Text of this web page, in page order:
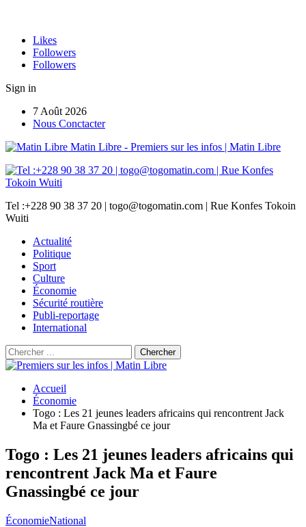
Likes
Followers
Followers
Sign in
7 Août 2026
Nous Conctacter
Matin Libre - Premiers sur les infos | Matin Libre
Tel :+228 90 38 37 20 | togo@togomatin.com | Rue Konfes Tokoin
Wuiti
Actualité
Politique
Sport
Culture
Économie
Sécurité routière
Publi-reportage
International
Accueil
Économie
Togo : Les 21 jeunes leaders africains qui rencontrent Jack
Ma et Faure Gnassingbé ce jour
Togo : Les 21 jeunes leaders africains qui
rencontrent Jack Ma et Faure
Gnassingbé ce jour
ÉconomieNational